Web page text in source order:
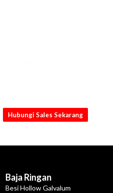
Hubungi Sales Sekarang
Baja Ringan
Besi Hollow Galvalum